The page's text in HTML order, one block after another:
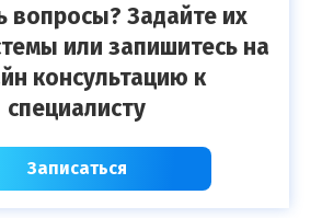
вопросы? Задайте их
или запишитесь на
консультацию к
специалисту
Записаться